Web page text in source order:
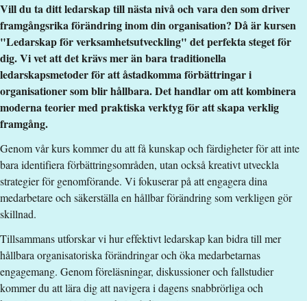
Studietakt:Kvartsfart
Nivå:Grundnivå
Studieform: Distans
Undervisningstid:Blandad undervisningstid
Antal obligatoriska tillfällen:0
Anmälningskod
Särskilda förkunskapskrav
Grundläggande behörighet på grundnivå
Urval
Betyg (50%) högskoleprov (35%) akademiska poäng (15%)
Studieavgift
Vill du ta ditt ledarskap till nästa nivå och vara den som driver
framgångsrika förändring inom din organisation? Då är kursen
"Ledarskap för verksamhetsutveckling" det perfekta steget för
dig. Vi vet att det krävs mer än bara traditionella
ledarskapsmetoder för att åstadkomma förbättringar i
organisationer som blir hållbara. Det handlar om att kombinera
moderna teorier med praktiska verktyg för att skapa verklig
framgång.
Genom vår kurs kommer du att få kunskap och färdigheter för att inte
bara identifiera förbättringsområden, utan också kreativt utveckla
strategier för genomförande. Vi fokuserar på att engagera dina
medarbetare och säkerställa en hållbar förändring som verkligen gör
skillnad.
Tillsammans utforskar vi hur effektivt ledarskap kan bidra till mer
hållbara organisatoriska förändringar och öka medarbetarnas
engagemang. Genom föreläsningar, diskussioner och fallstudier
kommer du att lära dig att navigera i dagens snabbrörliga och